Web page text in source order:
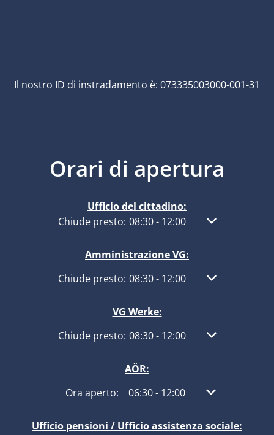
Il nostro ID di instradamento è: 073335003000-001-31
Orari di apertura
Ufficio del cittadino:
Fare clic per nascondere altri orari di
Chiude presto: 08:30- 12:00 Dalle 08:30 alle
Amministrazione VG:
Fare clic per nascondere altri orari di
Chiude presto: 08:30- 12:00 Dalle 08:30 alle
VG Werke:
Fare clic per nascondere altri orari di
Chiude presto: 08:30- 12:00 Dalle 08:30 alle
AÖR:
Fare clic per nascondere altri orari di
Ora aperto: 06:30- 12:00 Dalle 06:30 alle
Ufficio pensioni / Ufficio assistenza sociale: